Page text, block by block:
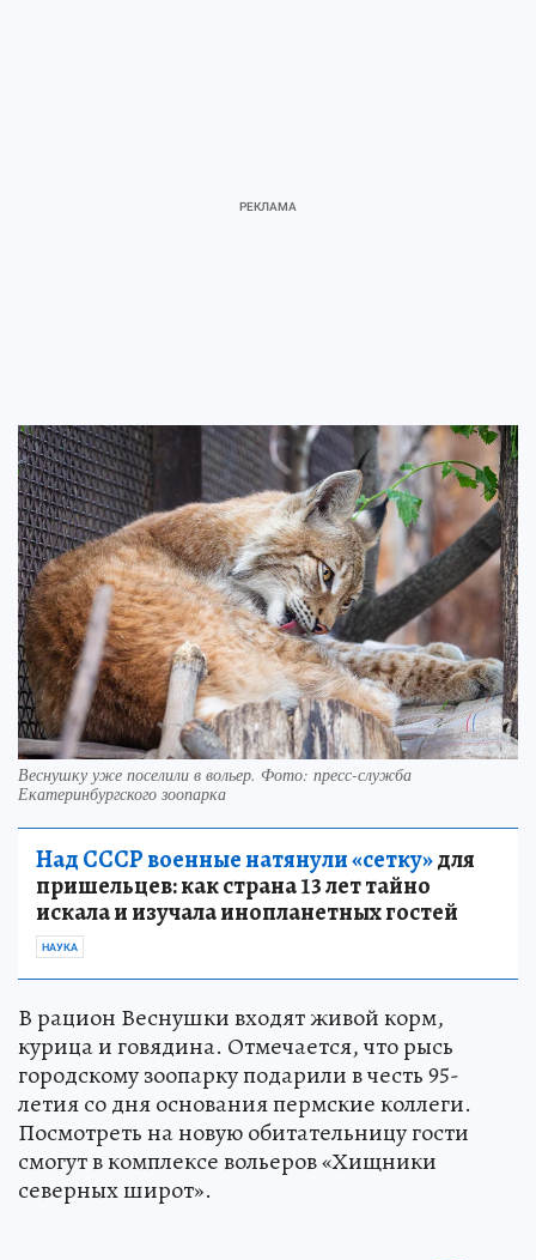
Веснушку уже поселили в вольер. Фото: пресс-служба
Екатеринбургского зоопарка
Над СССР военные натянули «сетку»для
пришельцев: как страна 13 лет тайно
искала и изучала инопланетных гостей
НАУКА
В рацион Веснушки входят живой корм,
курица и говядина. Отмечается, что рысь
городскому зоопарку подарили в честь 95-
летия со дня основания пермские коллеги.
Посмотреть на новую обитательницу гости
смогут в комплексе вольеров «Хищники
северных широт».